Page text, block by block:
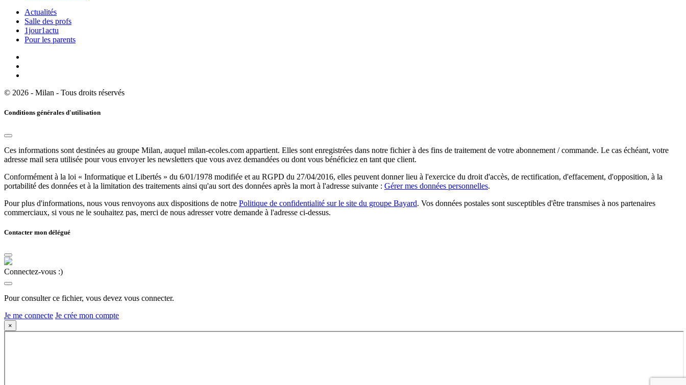
Actualités
Salle des profs
1jour1actu
Pour les parents
© 2026 - Milan - Tous droits réservés
Conditions générales d'utilisation
Ces informations sont destinées au groupe Milan, auquel milan-ecoles.com appartient. Elles sont enregistrées dans notre fichier à des fins de traitement de votre abonnement / commande. Le cas échéant, votre
adresse mail sera utilisée pour vous envoyer les newsletters que vous avez demandées ou dont vous bénéficiez en tant que client.
Conformément à la loi « Informatique et Libertés » du 6/01/1978 modifiée et au RGPD du 27/04/2016, elles peuvent donner lieu à l'exercice du droit d'accès, de rectification, d'effacement, d'opposition, à la
portabilité des données et à la limitation des traitements ainsi qu'au sort des données après la mort à l'adresse suivante : Gérer mes données personnelles.
Pour plus d'informations, nous vous renvoyons aux dispositions de notre Politique de confidentialité sur le site du groupe Bayard. Vos données postales sont susceptibles d'être transmises à nos partenaires
commerciaux, si vous ne le souhaitez pas, merci de nous adresser votre demande à l'adresse ci-dessus.
Contacter mon délégué
Connectez-vous :)
Pour consulter ce fichier, vous devez vous connecter.
Je me connecte Je crée mon compte
×